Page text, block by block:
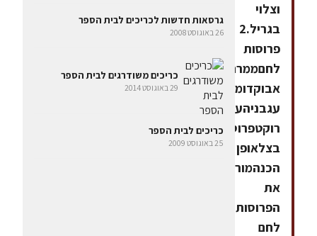
וצלוי
בגריל.2
פרוסות
לחםממרח
אבוקדומיונזפרוסות
עגבניהעלי
רוקטפרוסות
בצלאופן
הכנהמורחים
את
הפרוסות
לחם
גרסאות חדשות לכריכים לבית הספר
26 באוגוסט 2008
כריכים משודרגים לבית הספר
29 באוגוסט 2014
כריכים לבית הספר
25 באוגוסט 2009